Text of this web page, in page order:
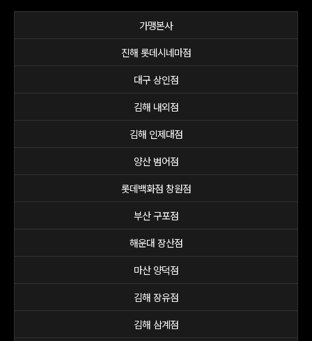
가맹본사
진해 롯데시네마점
대구 상인점
김해 내외점
김해 인제대점
양산 범어점
롯데백화점 창원점
부산 구포점
해운대 장산점
마산 양덕점
김해 장유점
김해 삼계점